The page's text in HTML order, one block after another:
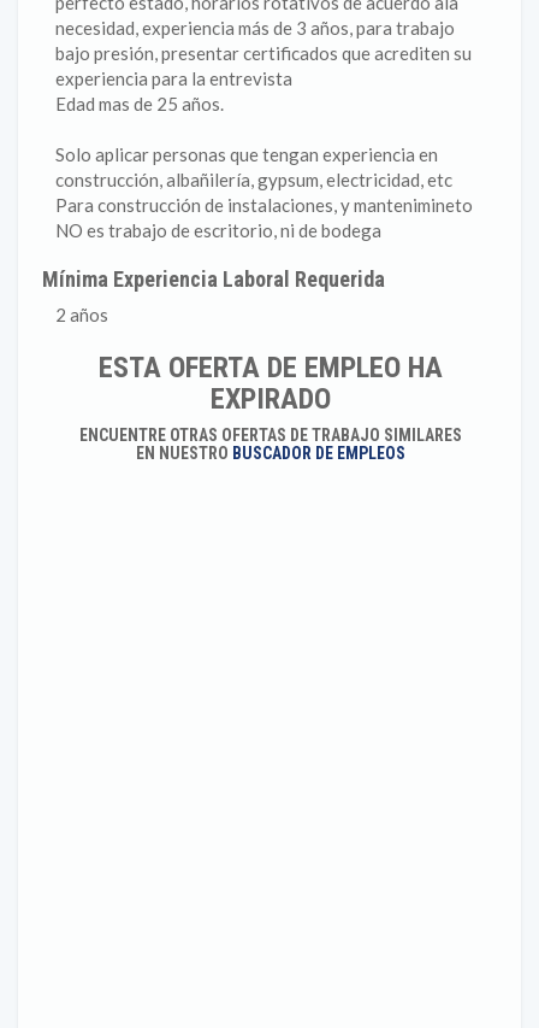
necesidad, experiencia más de 3 años, para trabajo
bajo presión, presentar certificados que acrediten su
experiencia para la entrevista
Edad mas de 25 años.
Solo aplicar personas que tengan experiencia en
construcción, albañilería, gypsum, electricidad, etc
Para construcción de instalaciones, y mantenimineto
NO es trabajo de escritorio, ni de bodega
Mínima Experiencia Laboral Requerida
2 años
ESTA OFERTA DE EMPLEO HA
EXPIRADO
ENCUENTRE OTRAS OFERTAS DE TRABAJO SIMILARES
EN NUESTRO BUSCADOR DE EMPLEOS